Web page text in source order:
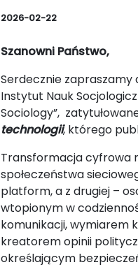
2026-02-22
Szanowni Państwo,
Serdecznie zapraszamy
Instytut Nauk
Sociology”,
technologii, którego
Transformacja cyfrowa
społeczeństwa
platform, a z drugiej –
wtopionym w
komunikacji, wymiarem
kreatorem opinii
określającym